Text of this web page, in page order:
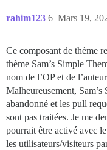
rahim123 Mars 19,
6
Ce composant de thème
thème Sam’s Simple
nom de l’OP et de
Malheureusement,
abandonné et les pull
sont pas traitées. Je me
pourrait être activé avec
les utilisateurs/visiteurs